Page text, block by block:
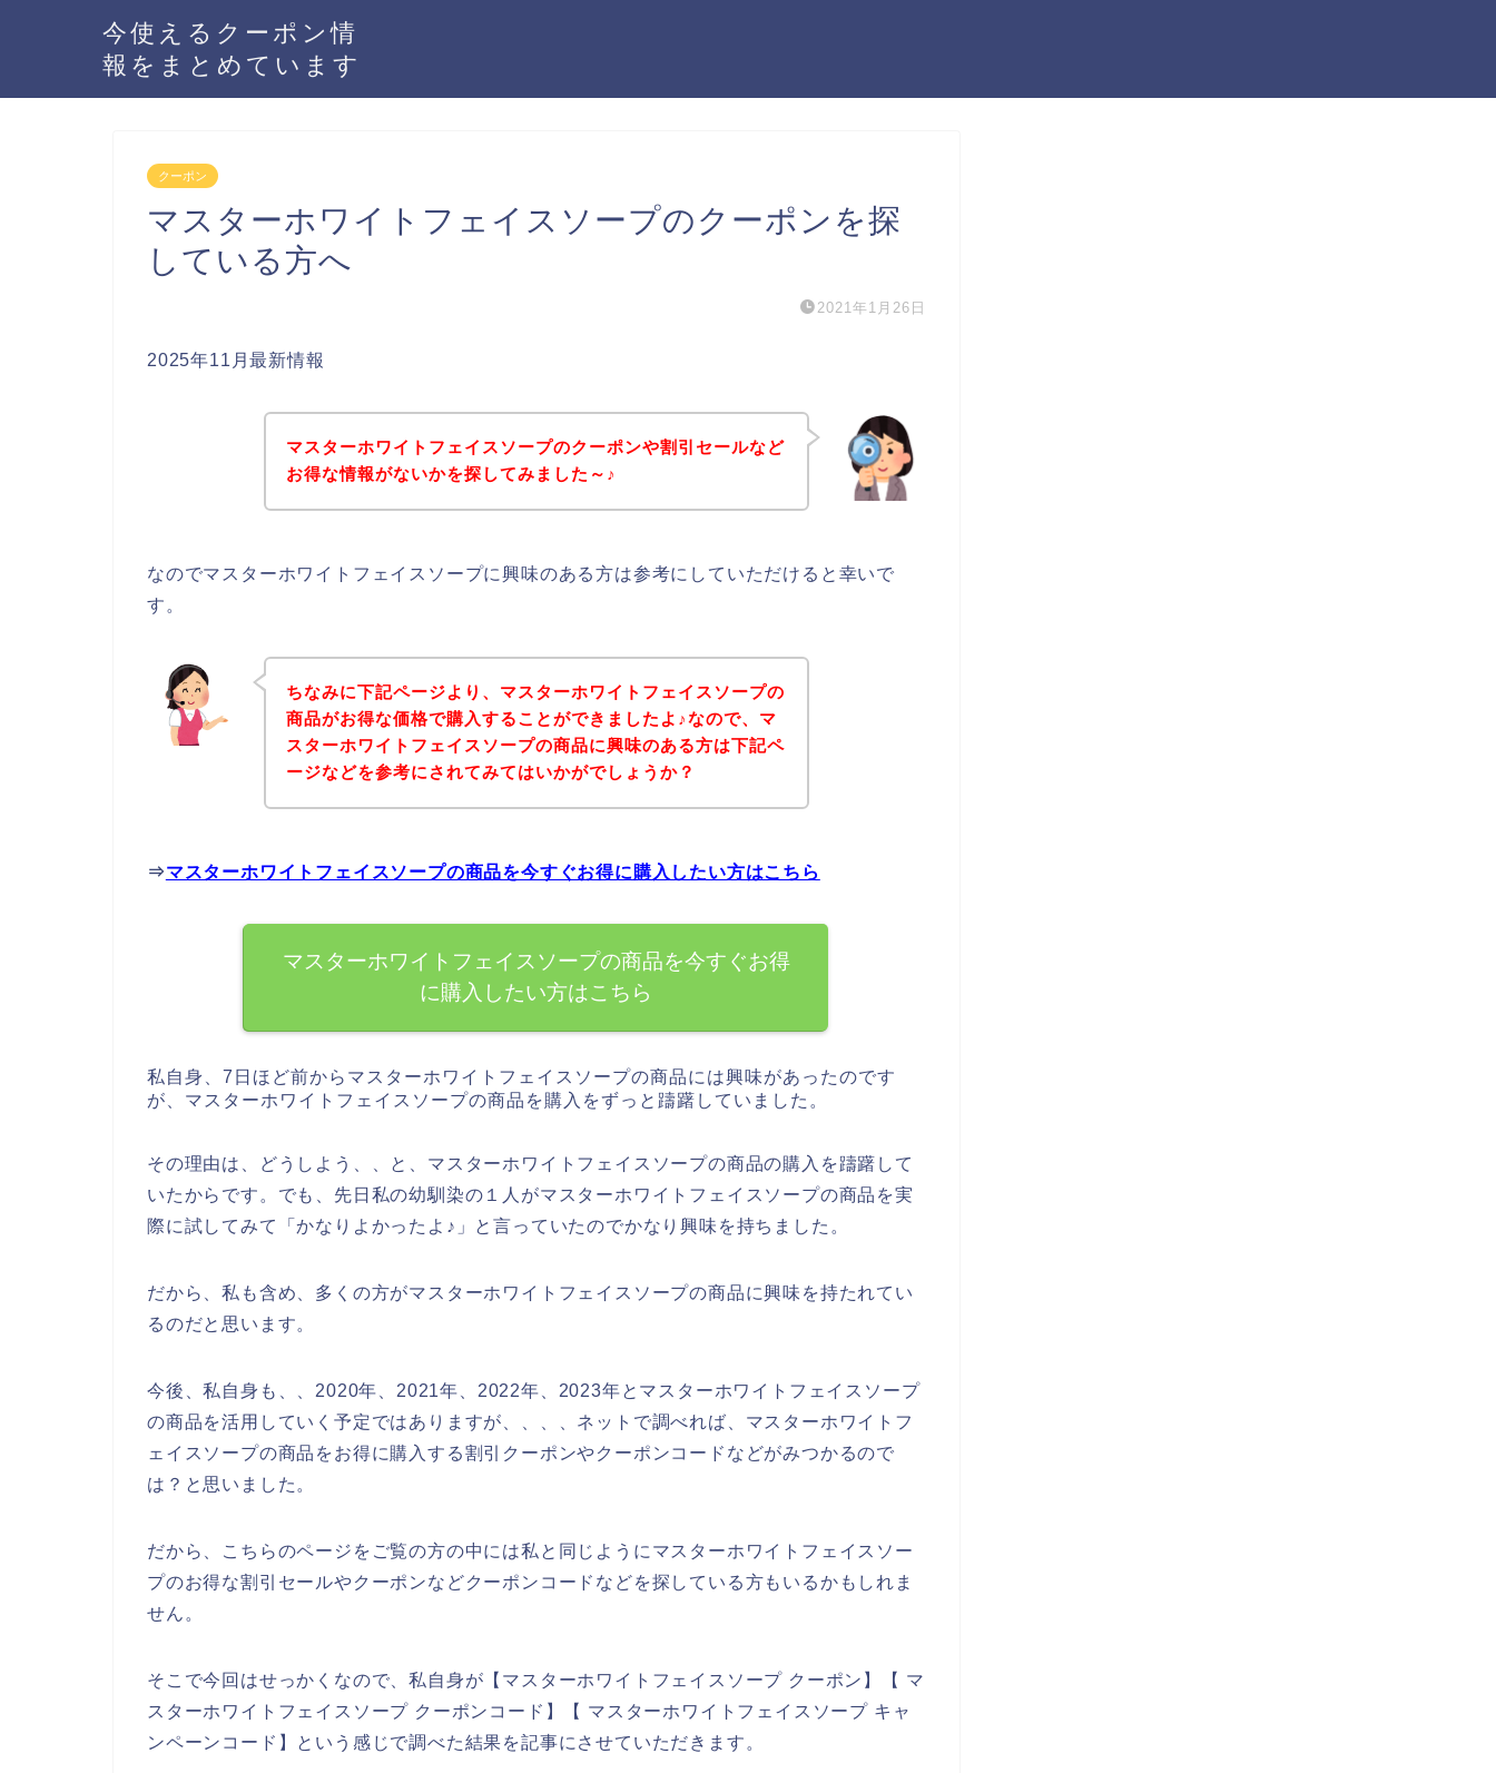
今使えるクーポン情
報をまとめています
クーポン
マスターホワイトフェイスソープのクーポンを探
している方へ
2021年1月26日
2025年11月最新情報
マスターホワイトフェイスソープのクーポンや割引セールなど
お得な情報がないかを探してみました～♪
なのでマスターホワイトフェイスソープに興味のある方は参考にしていただけると幸いで
す。
ちなみに下記ページより、マスターホワイトフェイスソープの
商品がお得な価格で購入することができましたよ♪なので、マ
スターホワイトフェイスソープの商品に興味のある方は下記ペ
ージなどを参考にされてみてはいかがでしょうか？
⇒マスターホワイトフェイスソープの商品を今すぐお得に購入したい方はこちら
マスターホワイトフェイスソープの商品を今すぐお得
に購入したい方はこちら
私自身、7日ほど前からマスターホワイトフェイスソープの商品には興味があったのです
が、マスターホワイトフェイスソープの商品を購入をずっと躊躇していました。
その理由は、どうしよう、、と、マスターホワイトフェイスソープの商品の購入を躊躇して
いたからです。でも、先日私の幼馴染の１人がマスターホワイトフェイスソープの商品を実
際に試してみて「かなりよかったよ♪」と言っていたのでかなり興味を持ちました。
だから、私も含め、多くの方がマスターホワイトフェイスソープの商品に興味を持たれてい
るのだと思います。
今後、私自身も、、2020年、2021年、2022年、2023年とマスターホワイトフェイスソープ
の商品を活用していく予定ではありますが、、、、ネットで調べれば、マスターホワイトフ
ェイスソープの商品をお得に購入する割引クーポンやクーポンコードなどがみつかるので
は？と思いました。
だから、こちらのページをご覧の方の中には私と同じようにマスターホワイトフェイスソー
プのお得な割引セールやクーポンなどクーポンコードなどを探している方もいるかもしれま
せん。
そこで今回はせっかくなので、私自身が【マスターホワイトフェイスソープ クーポン】【 マ
スターホワイトフェイスソープ クーポンコード】【 マスターホワイトフェイスソープ キャ
ンペーンコード】という感じで調べた結果を記事にさせていただきます。